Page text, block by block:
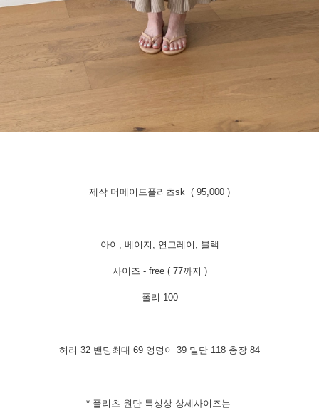
제작 머메이드플리츠sk ( 95,000 )
아이, 베이지, 연그레이, 블랙
사이즈 - free ( 77까지 )
폴리 100
허리 32 밴딩최대 69 엉덩이 39 밑단 118 총장 84
* 플리츠 원단 특성상 상세사이즈는